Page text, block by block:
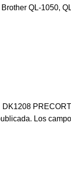
QL-1050,
Los